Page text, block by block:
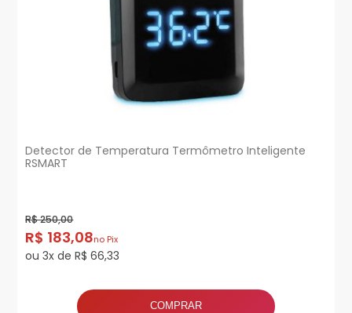
Detector de Temperatura Termômetro Inteligente
RSMART
R$ 250,00
R$ 183,08no Pix
ou 3x de R$ 66,33
COMPRAR